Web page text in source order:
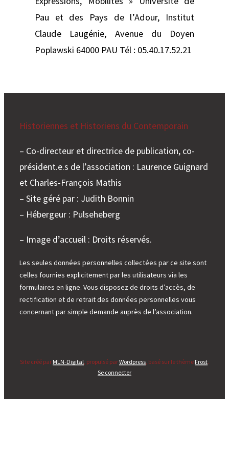
Pau et des Pays de l’Adour, Institut
Claude Laugénie, Avenue du Doyen
Poplawski 64000 PAU Tél : 05.40.17.52.21
Historiennes et Historiens du Contemporain
– Co-directeur et directrice de publication, co-
président.e.s de l’association : Laurence Guignard
et Charles-François Mathis
– Site géré par : Judith Bonnin
– Hébergeur : Pulseheberg
– Image d’accueil : Droits réservés.
Les seules données personnelles collectées par ce site sont
celles fournies explicitement par les utilisateurs via les
formulaires en ligne. Vous disposez de droits d’accès, de
rectification et de retrait des données personnelles vous
concernant par simple demande auprès de l’association.
Site créé par MLN-Digital , propulsé parWordpress , basé sur le thème Frost.
Se connecter